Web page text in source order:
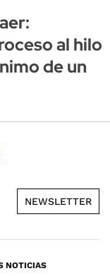
al hilo
de un
NEWSLETTER
NOTICIAS